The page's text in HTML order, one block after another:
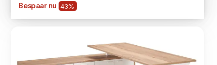
Bespaar nu 43%